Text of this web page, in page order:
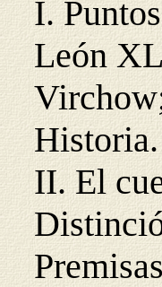
I.
León
Historia.
II. El